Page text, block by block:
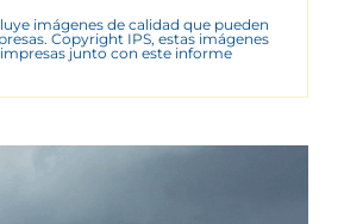
imágenes de calidad que pueden
Copyright IPS, estas imágenes
junto con este informe